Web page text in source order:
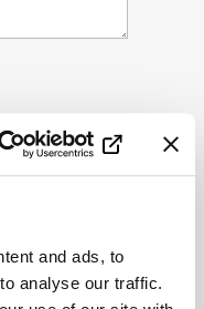
and ads, to
analyse our traffic.